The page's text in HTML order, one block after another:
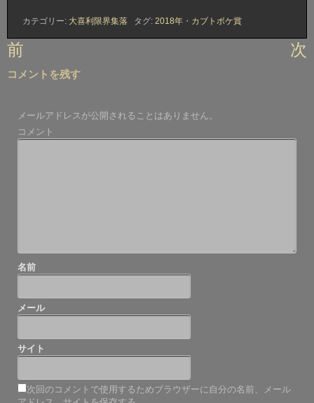
カテゴリー: 大喜利限界集落 タグ: 2018年 ・ カブトボケ賞
投
ナ
ゲ
ー
前 次
コメントを残す
メールアドレスが公開されることはありません。
コメント
名前
メール
サイト
次回のコメントで使用するためブラウザーに自分の名前、メール